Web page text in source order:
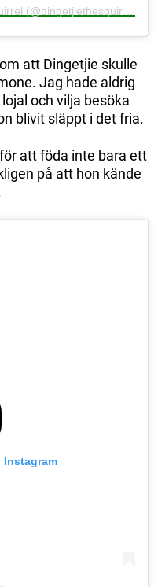
att Dingetjie skulle
Jag hade aldrig
och vilja besöka
blivit släppt i det fria.
att föda inte bara ett
på att hon kände